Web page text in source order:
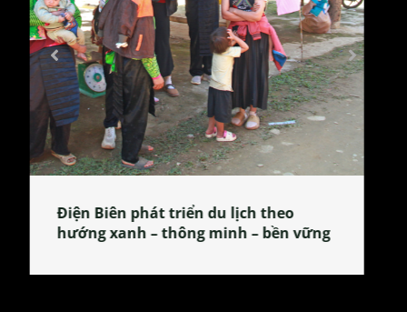
Làng làm bánh tẻ Phú Nhi – nơi lan
tỏa đặc sản xứ Đoài